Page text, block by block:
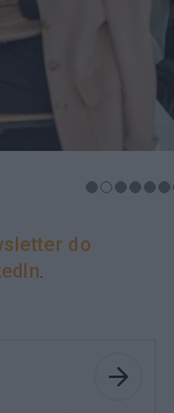
do